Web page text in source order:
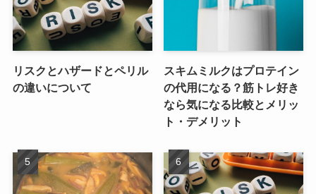
リスクとハザードとペリル
の違いについて
スキムミルクはプロテイン
の代用になる？筋トレ好き
なら気になる比較とメリッ
ト・デメリット